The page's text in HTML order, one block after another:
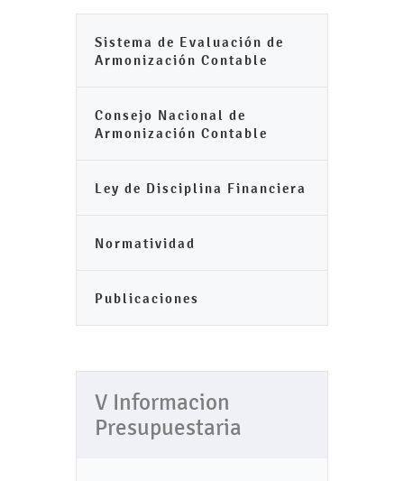
Sistema de Evaluación de
Armonización Contable
Consejo Nacional de
Armonización Contable
Ley de Disciplina Financiera
Normatividad
Publicaciones
V Informacion
Presupuestaria